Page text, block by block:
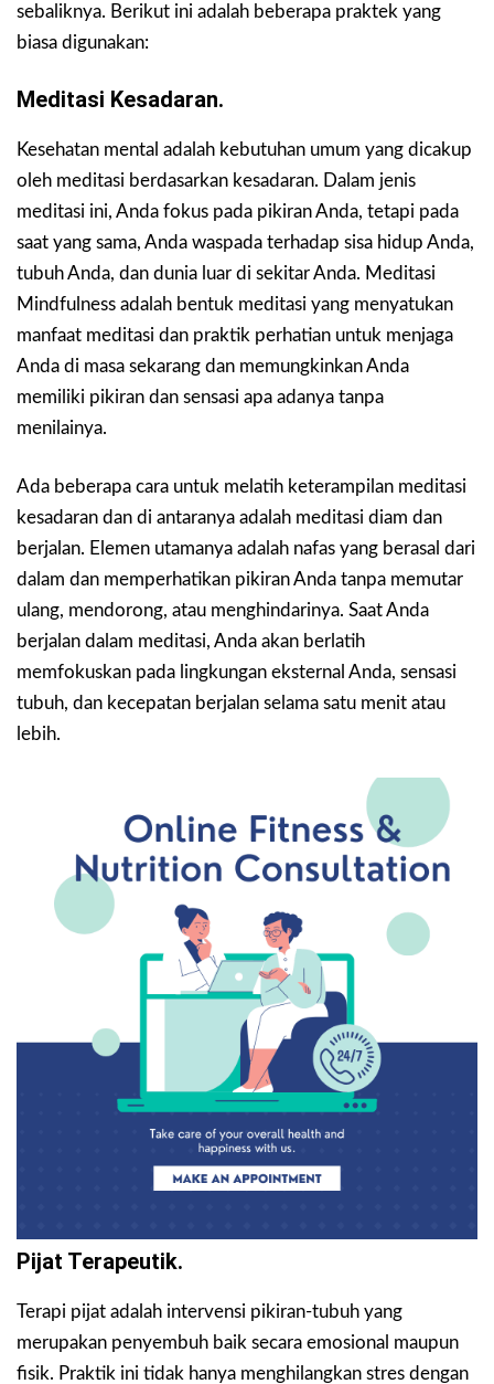
sebaliknya. Berikut ini adalah beberapa praktek yang
biasa digunakan:
Meditasi Kesadaran.
Kesehatan mental adalah kebutuhan umum yang dicakup
oleh meditasi berdasarkan kesadaran. Dalam jenis
meditasi ini, Anda fokus pada pikiran Anda, tetapi pada
saat yang sama, Anda waspada terhadap sisa hidup Anda,
tubuh Anda, dan dunia luar di sekitar Anda. Meditasi
Mindfulness adalah bentuk meditasi yang menyatukan
manfaat meditasi dan praktik perhatian untuk menjaga
Anda di masa sekarang dan memungkinkan Anda
memiliki pikiran dan sensasi apa adanya tanpa
menilainya.
Ada beberapa cara untuk melatih keterampilan meditasi
kesadaran dan di antaranya adalah meditasi diam dan
berjalan. Elemen utamanya adalah nafas yang berasal dari
dalam dan memperhatikan pikiran Anda tanpa memutar
ulang, mendorong, atau menghindarinya. Saat Anda
berjalan dalam meditasi, Anda akan berlatih
memfokuskan pada lingkungan eksternal Anda, sensasi
tubuh, dan kecepatan berjalan selama satu menit atau
lebih.
Pijat Terapeutik.
Terapi pijat adalah intervensi pikiran-tubuh yang
merupakan penyembuh baik secara emosional maupun
fisik. Praktik ini tidak hanya menghilangkan stres dengan